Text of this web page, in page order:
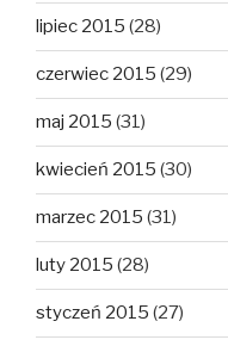
lipiec 2015 (28)
czerwiec 2015 (29)
maj 2015 (31)
kwiecień 2015 (30)
marzec 2015 (31)
luty 2015 (28)
styczeń 2015 (27)